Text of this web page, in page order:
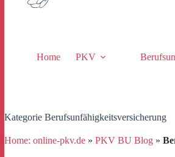
Home PKV
Kategorie Berufsunfähigkeitsversicherung
Home: online-pkv.de » PKV BU Blog »